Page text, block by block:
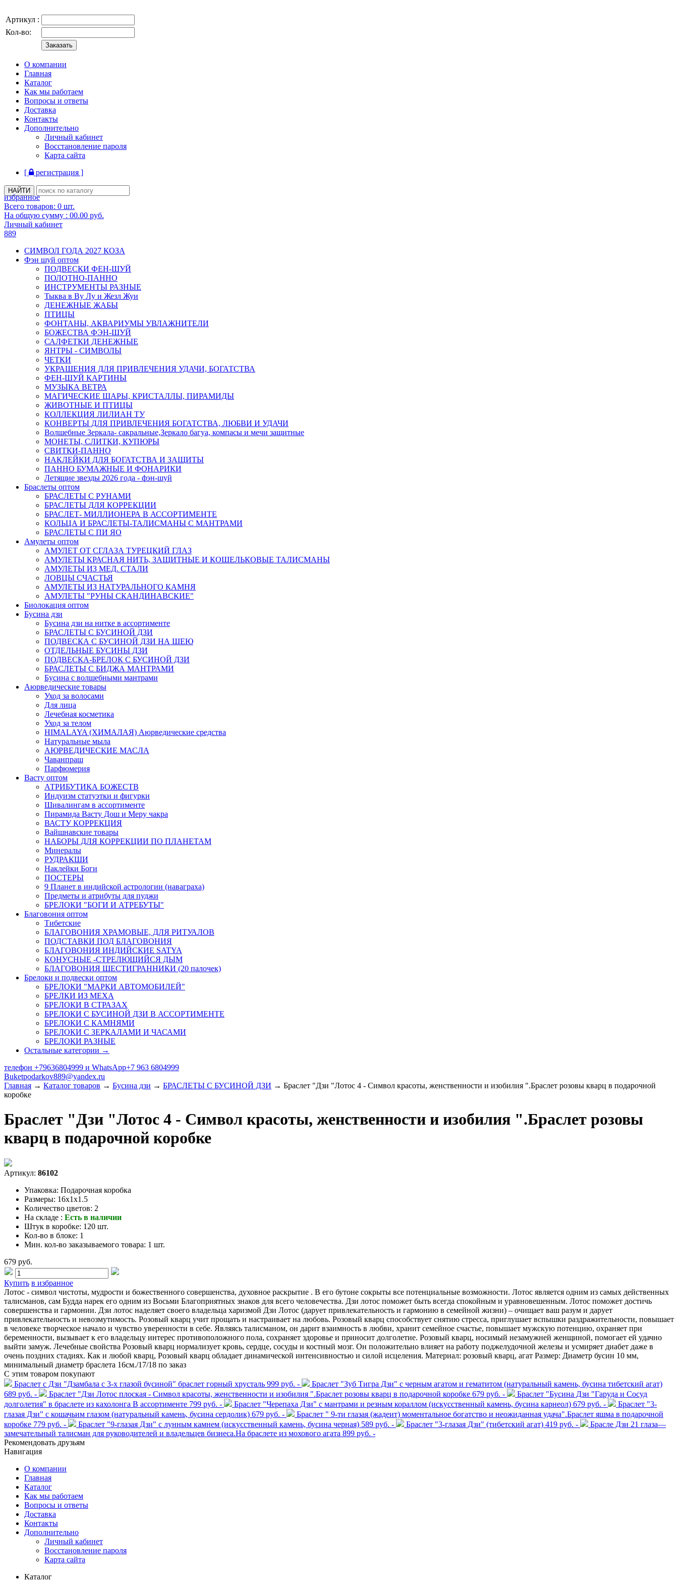
Артикул :
Кол-во:
О компании
Главная
Каталог
Как мы работаем
Вопросы и ответы
Доставка
Контакты
Дополнительно
Личный кабинет
Восстановление пароля
Карта сайта
[
регистрация ]
избранное
Всего товаров: 0 шт.
На общую сумму : 00.00 руб.
Личный кабинет
889
СИМВОЛ ГОДА 2027 КОЗА
Фэн шуй оптом
ПОДВЕСКИ ФЕН-ШУЙ
ПОЛОТНО-ПАННО
ИНСТРУМЕНТЫ РАЗНЫЕ
Тыква в Ву Лу и Жезл Жуи
ДЕНЕЖНЫЕ ЖАБЫ
ПТИЦЫ
ФОНТАНЫ, АКВАРИУМЫ УВЛАЖНИТЕЛИ
БОЖЕСТВА ФЭН-ШУЙ
САЛФЕТКИ ДЕНЕЖНЫЕ
ЯНТРЫ - СИМВОЛЫ
ЧЕТКИ
УКРАШЕНИЯ ДЛЯ ПРИВЛЕЧЕНИЯ УДАЧИ, БОГАТСТВА
ФЕН-ШУЙ КАРТИНЫ
МУЗЫКА ВЕТРА
МАГИЧЕСКИЕ ШАРЫ, КРИСТАЛЛЫ, ПИРАМИДЫ
ЖИВОТНЫЕ И ПТИЦЫ
КОЛЛЕКЦИЯ ЛИЛИАН ТУ
КОНВЕРТЫ ДЛЯ ПРИВЛЕЧЕНИЯ БОГАТСТВА, ЛЮБВИ И УДАЧИ
Волшебные Зеркала- сакральные,Зеркало багуа, компасы и мечи защитные
МОНЕТЫ, СЛИТКИ, КУПЮРЫ
СВИТКИ-ПАННО
НАКЛЕЙКИ ДЛЯ БОГАТСТВА И ЗАЩИТЫ
ПАННО БУМАЖНЫЕ И ФОНАРИКИ
Летящие звезды 2026 года - фэн-шуй
Браслеты оптом
БРАСЛЕТЫ С РУНАМИ
БРАСЛЕТЫ ДЛЯ КОРРЕКЦИИ
БРАСЛЕТ- МИЛЛИОНЕРА В АССОРТИМЕНТЕ
КОЛЬЦА И БРАСЛЕТЫ-ТАЛИСМАНЫ С МАНТРАМИ
БРАСЛЕТЫ С ПИ ЯО
Амулеты оптом
АМУЛЕТ ОТ СГЛАЗА ТУРЕЦКИЙ ГЛАЗ
АМУЛЕТЫ КРАСНАЯ НИТЬ, ЗАЩИТНЫЕ И КОШЕЛЬКОВЫЕ ТАЛИСМАНЫ
АМУЛЕТЫ ИЗ МЕД. СТАЛИ
ЛОВЦЫ СЧАСТЬЯ
АМУЛЕТЫ ИЗ НАТУРАЛЬНОГО КАМНЯ
АМУЛЕТЫ "РУНЫ СКАНДИНАВСКИЕ"
Биолокация оптом
Бусина дзи
Бусина дзи на нитке в ассортименте
БРАСЛЕТЫ С БУСИНОЙ ДЗИ
ПОДВЕСКА С БУСИНОЙ ДЗИ НА ШЕЮ
ОТДЕЛЬНЫЕ БУСИНЫ ДЗИ
ПОДВЕСКА-БРЕЛОК С БУСИНОЙ ДЗИ
БРАСЛЕТЫ С БИДЖА МАНТРАМИ
Бусина с волшебными мантрами
Аюрведические товары
Уход за волосами
Для лица
Лечебная косметика
Уход за телом
HIMALAYA (ХИМАЛАЯ) Аюрведические средства
Натуральные мыла
АЮРВЕДИЧЕСКИЕ МАСЛА
Чаванпраш
Парфюмерия
Васту оптом
АТРИБУТИКА БОЖЕСТВ
Индуизм статуэтки и фигурки
Шивалингам в ассортименте
Пирамида Васту Дош и Меру чакра
ВАСТУ КОРРЕКЦИЯ
Вайшнавские товары
НАБОРЫ ДЛЯ КОРРЕКЦИИ ПО ПЛАНЕТАМ
Минералы
РУДРАКШИ
Наклейки Боги
ПОСТЕРЫ
9 Планет в индийской астрологии (наваграха)
Предметы и атрибуты для пуджи
БРЕЛОКИ "БОГИ И АТРЕБУТЫ"
Благовония оптом
Тибетские
БЛАГОВОНИЯ ХРАМОВЫЕ, ДЛЯ РИТУАЛОВ
ПОДСТАВКИ ПОД БЛАГОВОНИЯ
БЛАГОВОНИЯ ИНДИЙСКИЕ SATYA
КОНУСНЫЕ -СТРЕЛЮЩИЙСЯ ДЫМ
БЛАГОВОНИЯ ШЕСТИГРАННИКИ (20 палочек)
Брелоки и подвески оптом
БРЕЛОКИ "МАРКИ АВТОМОБИЛЕЙ"
БРЕЛКИ ИЗ МЕХА
БРЕЛОКИ В СТРАЗАХ
БРЕЛОКИ С БУСИНОЙ ДЗИ В АССОРТИМЕНТЕ
БРЕЛОКИ С КАМНЯМИ
БРЕЛОКИ С ЗЕРКАЛАМИ И ЧАСАМИ
БРЕЛОКИ РАЗНЫЕ
Остальные категории →
телефон +79636804999 и WhatsApp+7 963 6804999
Buketpodarkov889@yandex.ru
Главная → Каталог товаров → Бусина дзи → БРАСЛЕТЫ С БУСИНОЙ ДЗИ → Браслет "Дзи "Лотос 4 - Символ красоты, женственности и изобилия ".Браслет розовы кварц в подарочной
коробке
Браслет "Дзи "Лотос 4 - Символ красоты, женственности и изобилия ".Браслет розовы
кварц в подарочной коробке
Артикул: 86102
Упаковка: Подарочная коробка
Размеры: 16x1x1.5
Количество цветов: 2
На складе : Есть в наличии
Штук в коробке: 120 шт.
Кол-во в блоке: 1
Мин. кол-во заказываемого товара: 1 шт.
679 руб.
Купить в избранное
Лотос - символ чистоты, мудрости и божественного совершенства, духовное раскрытие . В его бутоне сокрыты все потенциальные возможности. Лотос является одним из самых действенных
талисманов, сам Будда нарек его одним из Восьми Благоприятных знаков для всего человечества. Дзи лотос поможет быть всегда спокойным и уравновешенным. Лотос поможет достичь
совершенства и гармонии. Дзи лотос наделяет своего владельца харизмой Дзи Лотос (дарует привлекательность и гармонию в семейной жизни) – очищает ваш разум и дарует
привлекательность и невозмутимость. Розовый кварц учит прощать и настраивает на любовь. Розовый кварц способствует снятию стресса, приглушает вспышки раздражительности, повышает
в человеке творческое начало и чувство уверенности в себе. Являясь талисманом, он дарит взаимность в любви, хранит семейное счастье, повышает мужскую потенцию, охраняет при
беременности, вызывает к его владельцу интерес противоположного пола, сохраняет здоровье и приносит долголетие. Розовый кварц, носимый незамужней женщиной, помогает ей удачно
выйти замуж. Лечебные свойства Розовый кварц нормализует кровь, сердце, сосуды и костный мозг. Он положительно влияет на работу поджелудочной железы и усмиряет диабет даже в
очень поздних стадиях. Как и любой кварц, Розовый кварц обладает динамической интенсивностью и силой исцеления. Материал: розовый кварц, агат Размер: Диаметр бусин 10 мм,
минимальный диаметр браслета 16см./17/18 по заказ
С этим товаром покупают
Браслет с Дзи "Дзамбала с 3-х глазой бусиной" браслет горный хрусталь 999 руб. -
Браслет "Зуб Тигра Дзи" с черным агатом и гематитом (натуральный камень, бусина тибетский агат)
689 руб. -
Браслет "Дзи Лотос плоская - Символ красоты, женственности и изобилия ".Браслет розовы кварц в подарочной коробке 679 руб. -
Браслет "Бусина Дзи "Гаруда и Сосуд
долголетия" в браслете из кахолонга В ассортименте 799 руб. - Браслет "Черепаха Дзи" с мантрами и резным кораллом (искусственный камень, бусина карнеол) 679 руб. -
Браслет "3-
глазая Дзи" с кошачьим глазом (натуральный камень, бусина сердолик) 679 руб. -
Браслет " 9-ти глазая (жадеит) моментальное богатство и неожиданная удача".Браслет яшма в подарочной
коробке 779 руб. - Браслет "9-глазая Дзи" с лунным камнем (искусственный камень, бусина черная) 589 руб. - Браслет "3-глазая Дзи" (тибетский агат) 419 руб. -
Брасле Дзи 21 глаза—
замечательный талисман для руководителей и владельцев бизнеса.На браслете из мохового агата 899 руб. -
Рекомендовать друзьям
Навигация
О компании
Главная
Каталог
Как мы работаем
Вопросы и ответы
Доставка
Контакты
Дополнительно
Личный кабинет
Восстановление пароля
Карта сайта
Каталог